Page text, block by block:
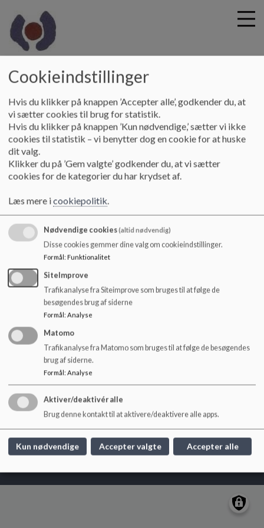
i
krogaardskolen
Skolebestyrelsen Skolebestyrelsens tilhørsforhold
Skolebestyrelsens tilhørsforhold
Skolebestyrelsens tilhørsforhold
Dokumenter
SB Tilhørsforhold 2025-26_0.pdf
Krogårdskolen
Skoleager 1
krogaardskolen@greve.dk
+45 43973135
EAN NR.
5798007855321
Sitemap
Cookie politik
Cookieindstillinger
Hvis du klikker på knappen ’Accepter alle’, godkender du, at
vi sætter cookies til brug for statistik.
Hvis du klikker på knappen ’Kun nødvendige,’ sætter vi ikke
cookies til statistik – vi benytter dog en cookie for at huske
dit valg.
Klikker du på ’Gem valgte’ godkender du, at vi sætter
cookies for de kategorier du har krydset af.
Læs mere icookiepolitik.
Nødvendige cookies(altid nødvendig)
Disse cookies gemmer dine valg om cookieindstillinger.
Formål: Funktionalitet
SiteImprove
Trafikanalyse fra Siteimprove som bruges til at følge de
besøgendes brug af siderne
Formål: Analyse
Matomo
Trafikanalyse fra Matomo som bruges til at følge de besøgendes
brug af siderne.
Formål: Analyse
Aktiver/deaktivér alle
Brug denne kontakt til at aktivere/deaktivere alle apps.
Kun nødvendige Accepter valgte Accepter alle